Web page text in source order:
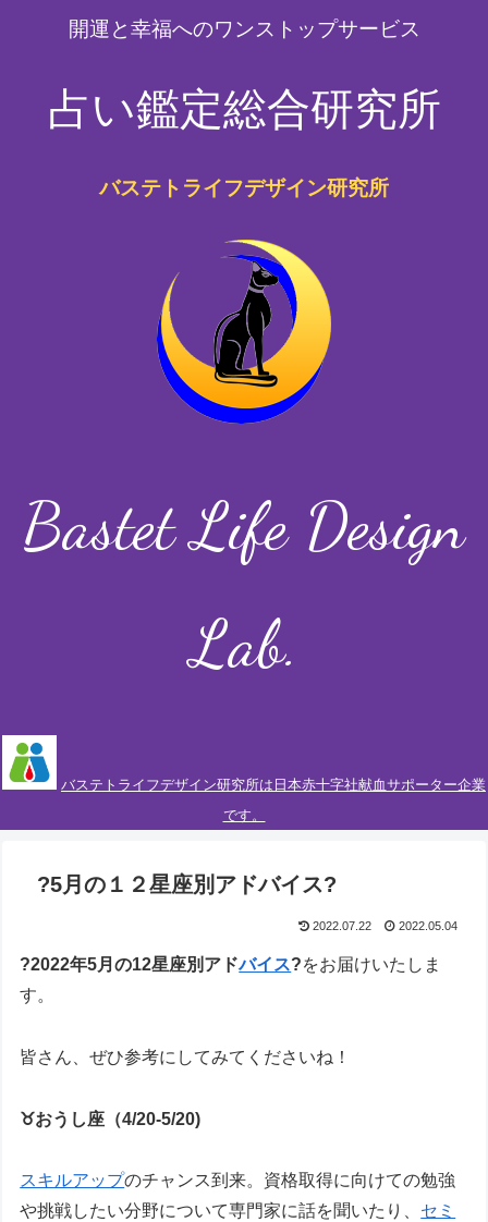
開運と幸福へのワンストップサービス
占い鑑定総合研究所
バステトライフデザイン研究所
Bastet Life Design
Lab.
バステトライフデザイン研究所は日本赤十字社献血サポーター企業
です。
?5月の１２星座別アドバイス?
2022.07.22 2022.05.04
?2022年5月の12星座別アドバイス?をお届けいたしま
す。
皆さん、ぜひ参考にしてみてくださいね！
♉おうし座（4/20-5/20)
スキルアップのチャンス到来。資格取得に向けての勉強
や挑戦したい分野について専門家に話を聞いたり、 セミ